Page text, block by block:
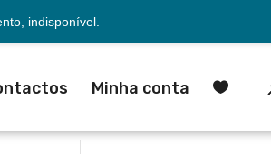
indisponível.
Minha conta 